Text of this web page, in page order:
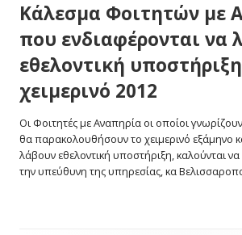
Κάλεσμα Φοιτητών με
που ενδιαφέρονται να
εθελοντική
χειμερινό 2012
Οι Φοιτητές με Αναπηρία οι οποίοι
θα παρακολουθήσουν το χειμερινό εξάμηνο
λάβουν εθελοντική υποστήριξη, καλούνται να
την υπεύθυνη της υπηρεσίας, κα